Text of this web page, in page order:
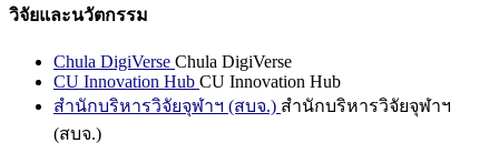
วิจัยและนวัตกรรม
Chula DigiVerse Chula DigiVerse
CU Innovation Hub CU Innovation Hub
สำนักบริหารวิจัยจุฬาฯ (สบจ.) สำนักบริหารวิจัยจุฬาฯ
(สบจ.)